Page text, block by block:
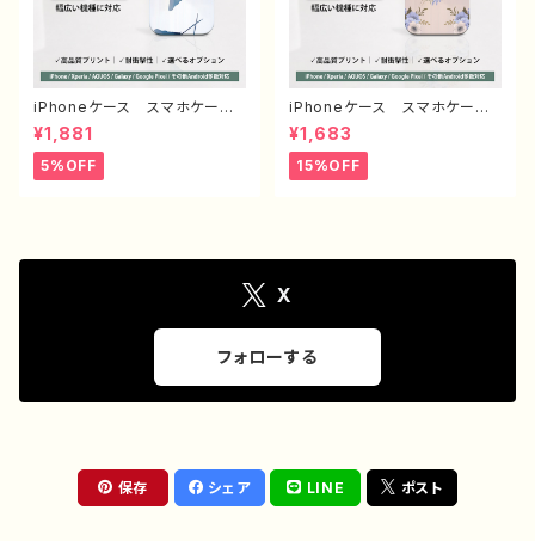
iPhoneケース スマホケー
ス イラスト おしゃれ 花
柄 エモい レディース AQU
OS sense 2 3 4 5 iPhone1
5/14/13/12/11 Xperia Goo
¥1,881
5%OFF
iPhoneケース スマホケー
ス 安い シンプル 花柄 お
しゃれ かわいい レディー
ス 個性的 韓国風 おすす
め 人気 クリエイター iPho
グッズ エモいスマホケース
タイトル：ニュアンスフラワー PA
¥1,683
15%OFF
X
フォローする
保存 シェア LINE ポスト